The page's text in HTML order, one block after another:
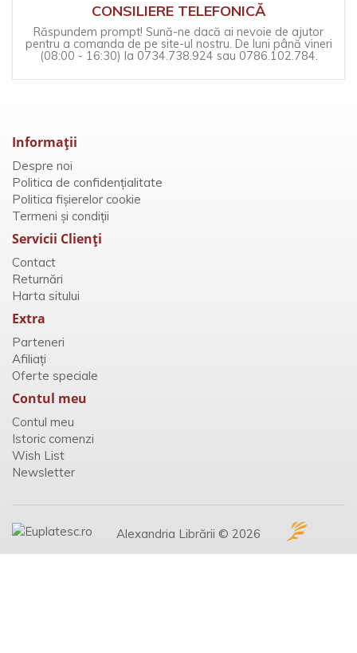
CONSILIERE TELEFONICĂ
Răspundem prompt! Sună-ne dacă ai nevoie de ajutor
pentru a comanda de pe site-ul nostru. De luni până vineri
(08:00 - 16:30) la 0734.738.924 sau 0786.102.784.
Informaţii
Despre noi
Politica de confidențialitate
Politica fișierelor cookie
Termeni și condiții
Servicii Clienţi
Contact
Returnări
Harta sitului
Extra
Parteneri
Afiliaţi
Oferte speciale
Contul meu
Contul meu
Istoric comenzi
Wish List
Newsletter
Alexandria Librării © 2026